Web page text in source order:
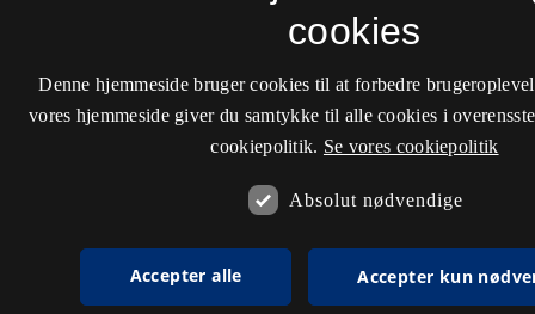
cookies
Denne hjemmeside bruger cookies til at forbedre
vores hjemmeside giver du samtykke til alle cookies i
cookiepolitik. Se vores cookiepolitik
Absolut nødvendige
Accepter alle Accepter kun